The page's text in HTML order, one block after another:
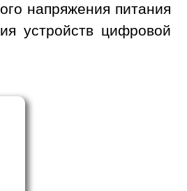
напряжения питания
устройств цифровой